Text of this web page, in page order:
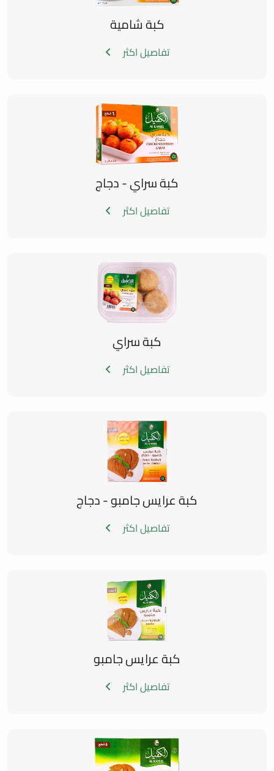
كبة شامية
تفاصيل اكثر
كبة سراي - دجاج
تفاصيل اكثر
كبة سراي
تفاصيل اكثر
كبة عرايس جامبو - دجاج
تفاصيل اكثر
كبة عرايس جامبو
تفاصيل اكثر